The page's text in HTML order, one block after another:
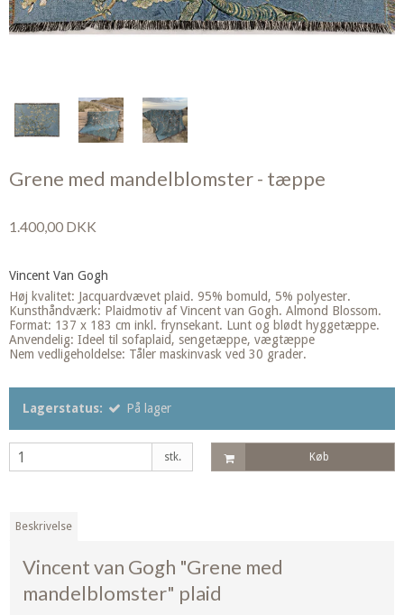
Grene med mandelblomster - tæppe
1.400,00 DKK
Vincent Van Gogh
Høj kvalitet: Jacquardvævet plaid. 95% bomuld, 5% polyester.
Kunsthåndværk: Plaidmotiv af Vincent van Gogh. Almond Blossom.
Format: 137 x 183 cm inkl. frynsekant. Lunt og blødt hyggetæppe.
Anvendelig: Ideel til sofaplaid, sengetæppe, vægtæppe
Nem vedligeholdelse: Tåler maskinvask ved 30 grader.
Lagerstatus: På lager
stk. Køb
Beskrivelse
Vincent van Gogh "Grene med
mandelblomster" plaid